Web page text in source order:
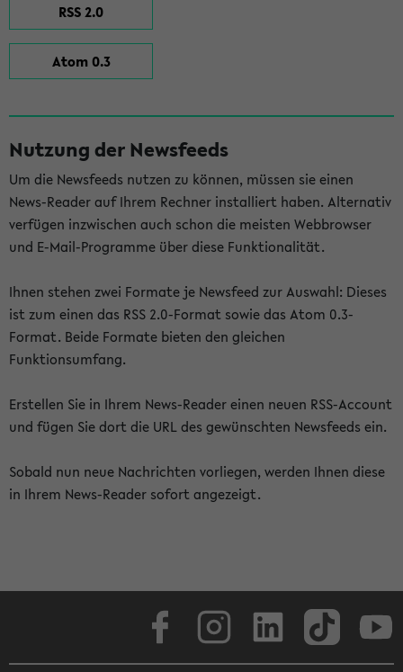
RSS 2.0
Atom 0.3
Nutzung der Newsfeeds
Um die Newsfeeds nutzen zu können, müssen sie einen
News-Reader auf Ihrem Rechner installiert haben. Alternativ
verfügen inzwischen auch schon die meisten Webbrowser
und E-Mail-Programme über diese Funktionalität.
Ihnen stehen zwei Formate je Newsfeed zur Auswahl: Dieses
ist zum einen das RSS 2.0-Format sowie das Atom 0.3-
Format. Beide Formate bieten den gleichen
Funktionsumfang.
Erstellen Sie in Ihrem News-Reader einen neuen RSS-Account
und fügen Sie dort die URL des gewünschten Newsfeeds ein.
Sobald nun neue Nachrichten vorliegen, werden Ihnen diese
in Ihrem News-Reader sofort angezeigt.